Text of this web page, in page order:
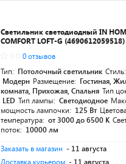
Светильник светодиодный IN
COMFORT LOFT-G (4690612059518)
0 отзывов
Тип: Потолочный светильник Стиль:
Модерн Размещение: Гостиная,
комната, Прихожая, Спальня Тип
LED Тип лампы: Светодиодное
мощность лампочки: 125 Вт
температура: от 3000 до 6500 K
поток: 10000 лм
Заказать в магазин - 11 августа
Доставка курьером - 11 августа